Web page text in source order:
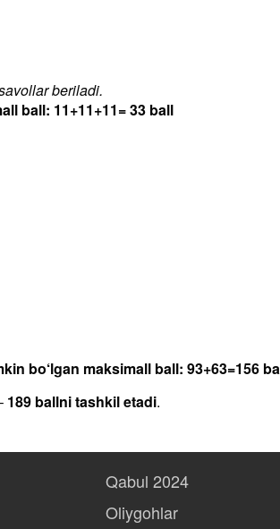
beriladi.
ball: 11+11+11= 33 ball
bo‘lgan maksimall ball: 93+63=156
189 ballni tashkil etadi.
Qabul 2024
Oliygohlar